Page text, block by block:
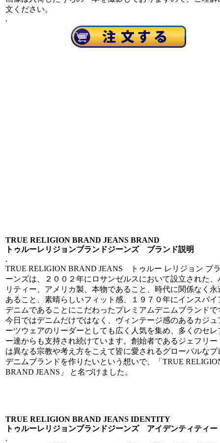
文ください。
.
TRUE RELIGION BRAND JEANS BRAND
トゥルーレリジョンブランドジーンズ ブランド説明
.
TRUE RELIGION BRAND JEANS トゥルー レリジョン ブ
ーンズは、２００２年にロサンゼルスにおいて設立された、
リティー、アメリカ製、本物であること、時代に関係なく永
あること、素晴らしいフィット感、１９７０年にインスパイ
デニムであることにこだわったプレミアムデニムブランドで
今日ではデニムだけではなく、ヴィンテージ感のあるカジュ
ーツウェアのリーダーとしても広く人気を集め、多くのセレ
ー達からも支持され続けています。創始者であるジェフリー
は異なる宗教や考え方をこえて皆に愛されるグローバルなプ
デニムブランドを作りたいという想いで、「TRUE
BRAND JEANS」 と名づけました。
TRUE RELIGION BRAND JEANS IDENTITY
トゥルーレリジョンブランドジーンズ アイデンティティー
.